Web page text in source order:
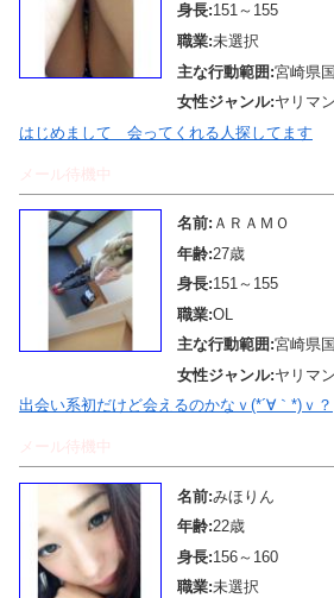
身長:151～155
職業:未選択
主な行動範囲:宮崎県
女性ジャンル:ヤリマ
はじめまして 会ってくれる人探してます
メール待機中
名前: ＡＲＡＭＯ
年齢:27歳
身長:151～155
職業:OL
主な行動範囲:宮崎県
女性ジャンル:ヤリマ
出会い系初だけど会えるのかなｖ(*´∀｀*)ｖ？
メール待機中
名前:みほりん
年齢:22歳
身長:156～160
職業:未選択